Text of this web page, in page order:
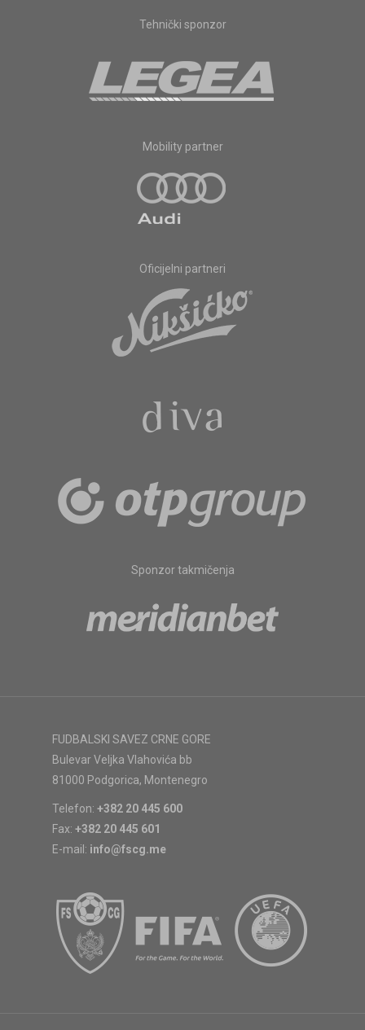
Tehnički sponzor
Mobility partner
Oficijelni partneri
Sponzor takmičenja
FUDBALSKI SAVEZ CRNE GORE
Bulevar Veljka Vlahovića bb
81000 Podgorica, Montenegro
Telefon: +382 20 445 600
Fax: +382 20 445 601
E-mail: info@fscg.me